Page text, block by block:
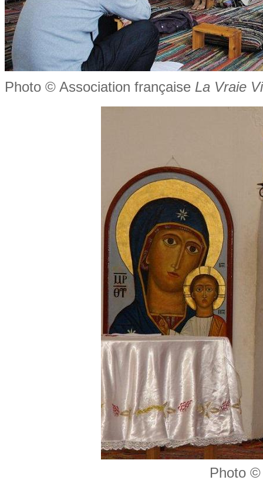
Photo © Association française La Vraie
Photo